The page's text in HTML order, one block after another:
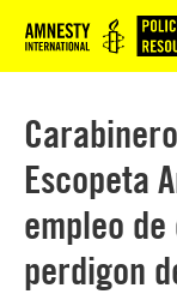
Logo
Escopeta
empleo
perdigon